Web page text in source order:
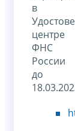
в
центре
ФНС
России
до